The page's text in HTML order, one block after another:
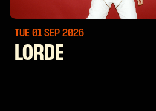
TUE 01 SEP 2026
LORDE